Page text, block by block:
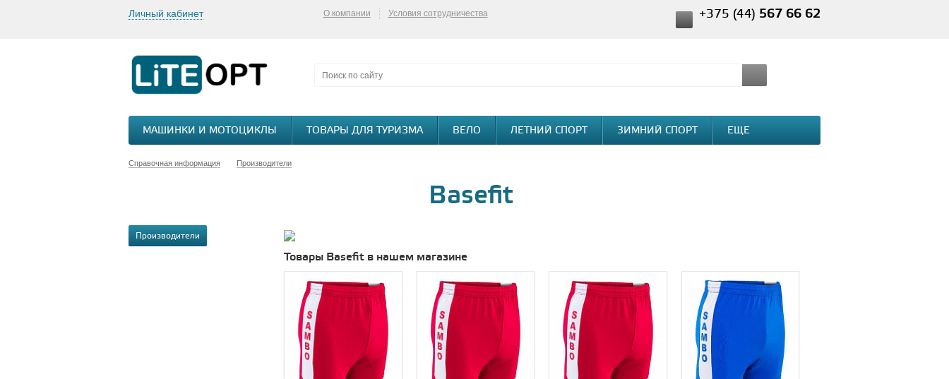
Личный кабинет О компании Условия сотрудничества +375 (44) 567 66 62
МАШИНКИ И МОТОЦИКЛЫ ТОВАРЫ ДЛЯ ТУРИЗМА ВЕЛО ЛЕТНИЙ СПОРТ ЗИМНИЙ СПОРТ ЕЩЕ
Справочная информация Производители
Basefit
Производители
Товары Basefit в нашем магазине